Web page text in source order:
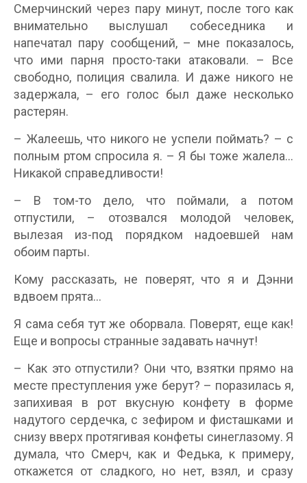
Смерчинский через пару минут, после того как
внимательно выслушал собеседника и
напечатал пару сообщений, – мне показалось,
что ими парня просто-таки атаковали. – Все
свободно, полиция свалила. И даже никого не
задержала, – его голос был даже несколько
растерян.
– Жалеешь, что никого не успели поймать? – с
полным ртом спросила я. – Я бы тоже жалела…
Никакой справедливости!
– В том-то дело, что поймали, а потом
отпустили, – отозвался молодой человек,
вылезая из-под порядком надоевшей нам
обоим парты.
Кому рассказать, не поверят, что я и Дэнни
вдвоем прята…
Я сама себя тут же оборвала. Поверят, еще как!
Еще и вопросы странные задавать начнут!
– Как это отпустили? Они что, взятки прямо на
месте преступления уже берут? – поразилась я,
запихивая в рот вкусную конфету в форме
надутого сердечка, с зефиром и фисташками и
снизу вверх протягивая конфеты синеглазому. Я
думала, что Смерч, как и Федька, к примеру,
откажется от сладкого, но нет, взял, и сразу